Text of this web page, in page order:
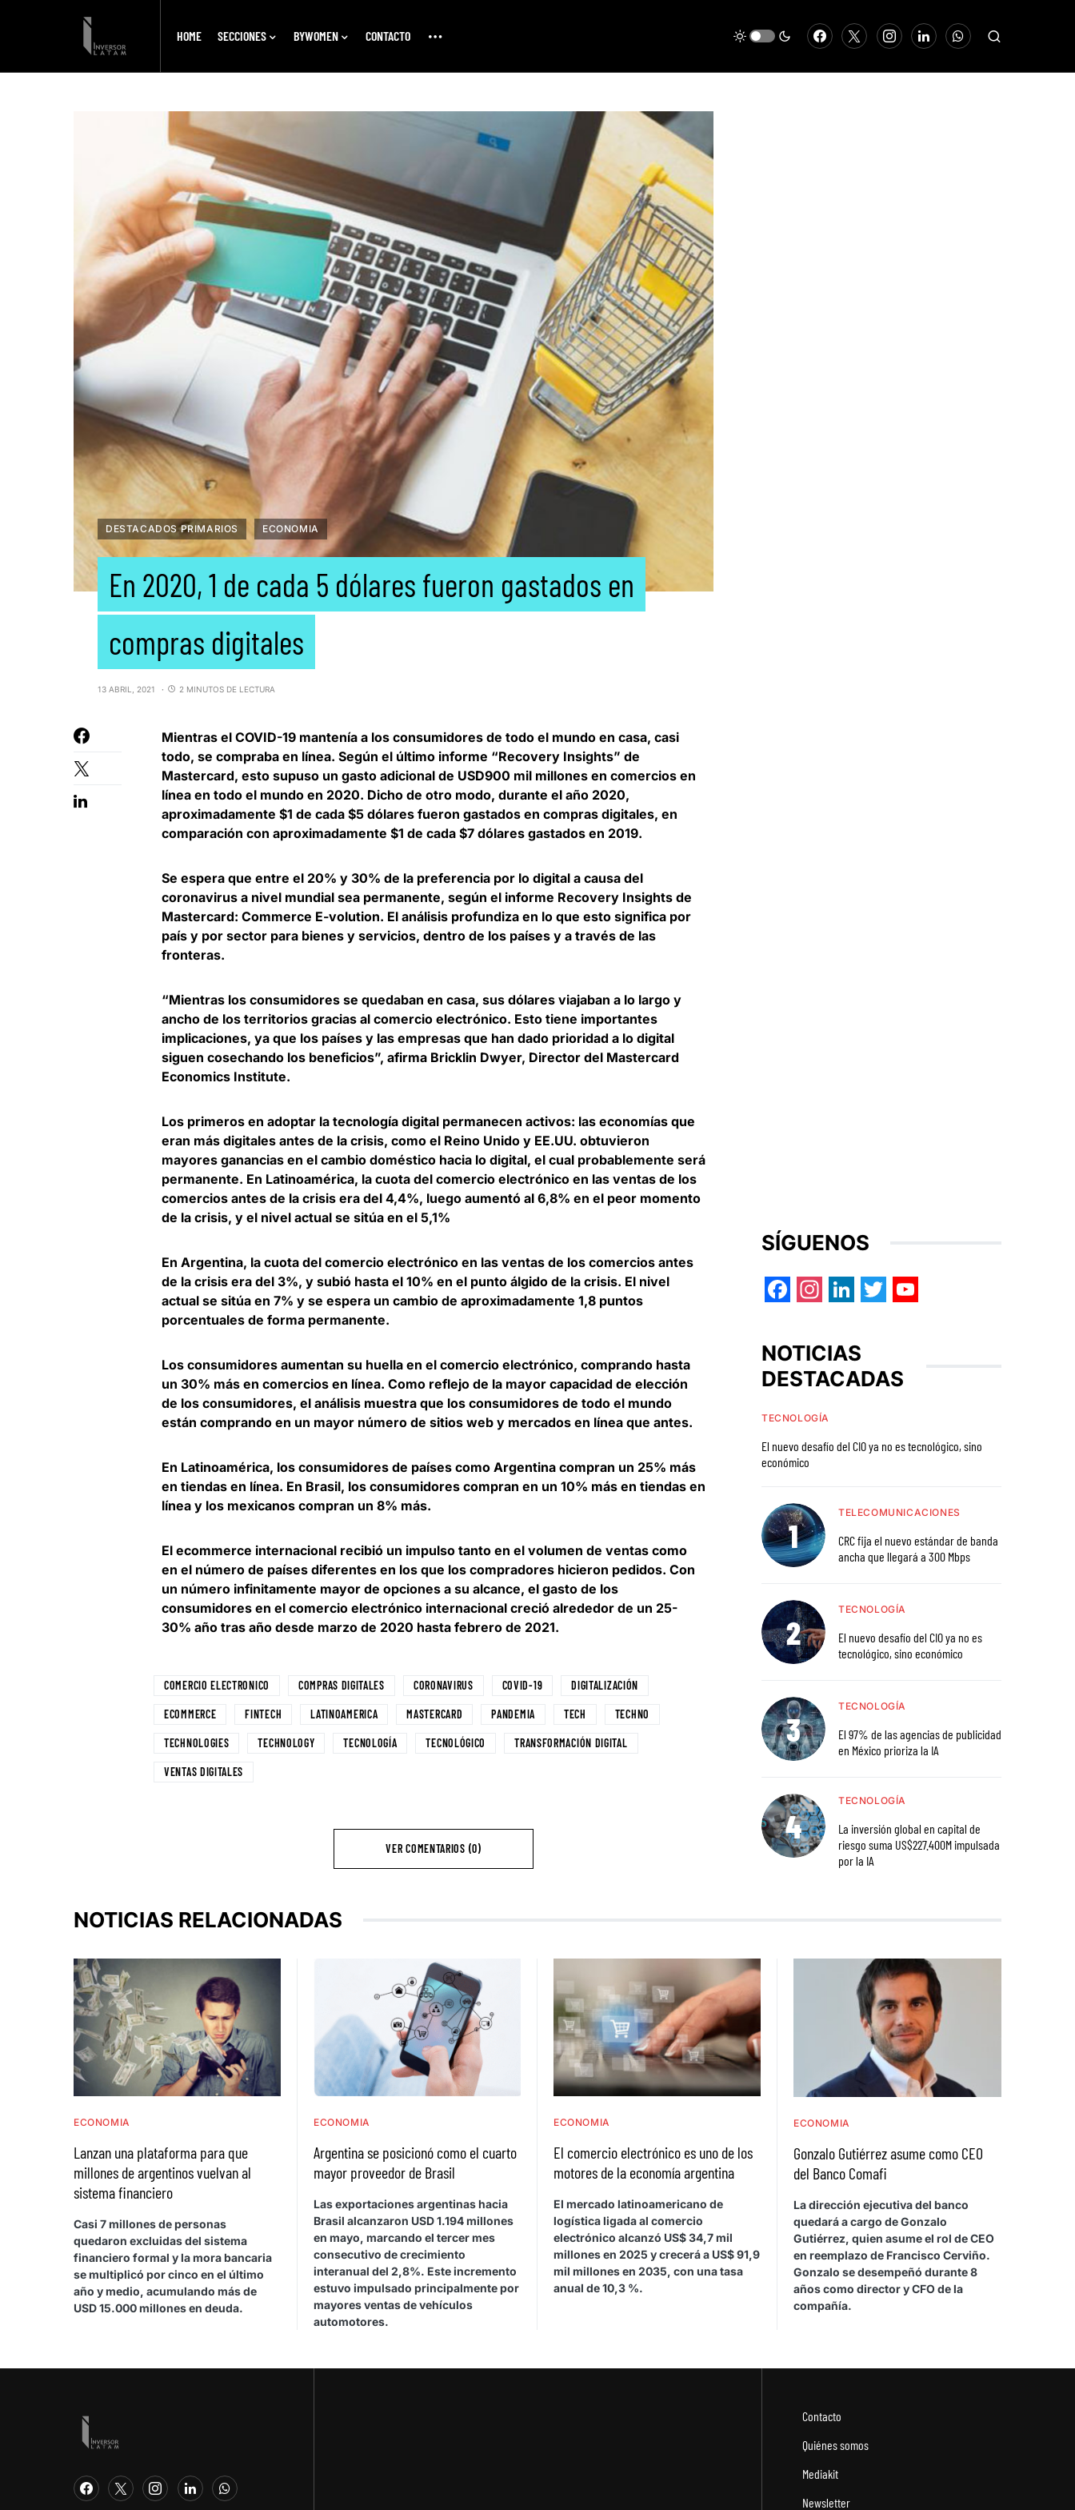
HOME SECCIONES BYWOMEN CONTACTO
DESTACADOS PRIMARIOS ECONOMIA
En 2020, 1 de cada 5 dólares fueron gastados en
compras digitales
13 ABRIL, 2021 2 MINUTOS DE LECTURA
Mientras el COVID-19 mantenía a los consumidores de todo el mundo en casa, casi
todo, se compraba en línea. Según el último informe “Recovery Insights” de
Mastercard, esto supuso un gasto adicional de USD900 mil millones en comercios en
línea en todo el mundo en 2020. Dicho de otro modo, durante el año 2020,
aproximadamente $1 de cada $5 dólares fueron gastados en compras digitales, en
comparación con aproximadamente $1 de cada $7 dólares gastados en 2019.
Se espera que entre el 20% y 30% de la preferencia por lo digital a causa del
coronavirus a nivel mundial sea permanente, según el informe Recovery Insights de
Mastercard: Commerce E-volution. El análisis profundiza en lo que esto significa por
país y por sector para bienes y servicios, dentro de los países y a través de las
fronteras.
“Mientras los consumidores se quedaban en casa, sus dólares viajaban a lo largo y
ancho de los territorios gracias al comercio electrónico. Esto tiene importantes
implicaciones, ya que los países y las empresas que han dado prioridad a lo digital
siguen cosechando los beneficios”, afirma Bricklin Dwyer, Director del Mastercard
Economics Institute.
Los primeros en adoptar la tecnología digital permanecen activos: las economías que
eran más digitales antes de la crisis, como el Reino Unido y EE.UU. obtuvieron
mayores ganancias en el cambio doméstico hacia lo digital, el cual probablemente será
permanente. En Latinoamérica, la cuota del comercio electrónico en las ventas de los
comercios antes de la crisis era del 4,4%, luego aumentó al 6,8% en el peor momento
de la crisis, y el nivel actual se sitúa en el 5,1%
En Argentina, la cuota del comercio electrónico en las ventas de los comercios antes
de la crisis era del 3%, y subió hasta el 10% en el punto álgido de la crisis. El nivel
actual se sitúa en 7% y se espera un cambio de aproximadamente 1,8 puntos
porcentuales de forma permanente.
Los consumidores aumentan su huella en el comercio electrónico, comprando hasta
un 30% más en comercios en línea. Como reflejo de la mayor capacidad de elección
de los consumidores, el análisis muestra que los consumidores de todo el mundo
están comprando en un mayor número de sitios web y mercados en línea que antes.
En Latinoamérica, los consumidores de países como Argentina compran un 25% más
en tiendas en línea. En Brasil, los consumidores compran en un 10% más en tiendas en
línea y los mexicanos compran un 8% más.
El ecommerce internacional recibió un impulso tanto en el volumen de ventas como
en el número de países diferentes en los que los compradores hicieron pedidos. Con
un número infinitamente mayor de opciones a su alcance, el gasto de los
consumidores en el comercio electrónico internacional creció alrededor de un 25-
30% año tras año desde marzo de 2020 hasta febrero de 2021.
COMERCIO ELECTRONICO COMPRAS DIGITALES CORONAVIRUS COVID-19 DIGITALIZACIÓN
ECOMMERCE FINTECH LATINOAMERICA MASTERCARD PANDEMIA TECH TECHNO
TECHNOLOGIES TECHNOLOGY TECNOLOGÍA TECNOLÓGICO TRANSFORMACIÓN DIGITAL
VENTAS DIGITALES
VER COMENTARIOS (0)
SÍGUENOS
NOTICIAS
DESTACADAS
TECNOLOGÍA
El nuevo desafío del CIO ya no es tecnológico, sino
económico
TELECOMUNICACIONES
CRC fija el nuevo estándar de banda
ancha que llegará a 300 Mbps
TECNOLOGÍA
El nuevo desafío del CIO ya no es
tecnológico, sino económico
TECNOLOGÍA
El 97% de las agencias de publicidad
en México prioriza la IA
TECNOLOGÍA
La inversión global en capital de
riesgo suma US$227.400M impulsada
por la IA
NOTICIAS RELACIONADAS
ECONOMIA
Lanzan una plataforma para que
millones de argentinos vuelvan al
sistema financiero
Casi 7 millones de personas
quedaron excluidas del sistema
financiero formal y la mora bancaria
se multiplicó por cinco en el último
año y medio, acumulando más de
USD 15.000 millones en deuda.
ECONOMIA
Argentina se posicionó como el cuarto
mayor proveedor de Brasil
Las exportaciones argentinas hacia
Brasil alcanzaron USD 1.194 millones
en mayo, marcando el tercer mes
consecutivo de crecimiento
interanual del 2,8%. Este incremento
estuvo impulsado principalmente por
mayores ventas de vehículos
automotores.
ECONOMIA
El comercio electrónico es uno de los
motores de la economía argentina
El mercado latinoamericano de
logística ligada al comercio
electrónico alcanzó US$ 34,7 mil
millones en 2025 y crecerá a US$ 91,9
mil millones en 2035, con una tasa
anual de 10,3 %.
ECONOMIA
Gonzalo Gutiérrez asume como CEO
del Banco Comafi
La dirección ejecutiva del banco
quedará a cargo de Gonzalo
Gutiérrez, quien asume el rol de CEO
en reemplazo de Francisco Cerviño.
Gonzalo se desempeñó durante 8
años como director y CFO de la
compañía.
Contacto
Quiénes somos
Mediakit
Newsletter